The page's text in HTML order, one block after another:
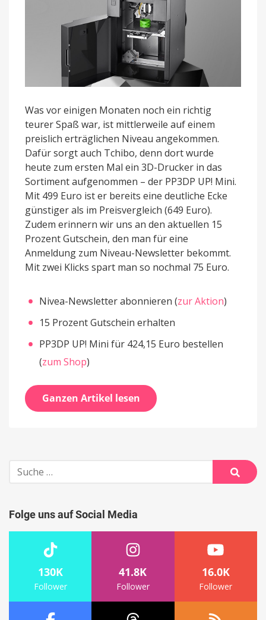
Was vor einigen Monaten noch ein richtig
teurer Spaß war, ist mittlerweile auf einem
preislich erträglichen Niveau angekommen.
Dafür sorgt auch Tchibo, denn dort wurde
heute zum ersten Mal ein 3D-Drucker in das
Sortiment aufgenommen – der PP3DP UP! Mini.
Mit 499 Euro ist er bereits eine deutliche Ecke
günstiger als im Preisvergleich (649 Euro).
Zudem erinnern wir uns an den aktuellen 15
Prozent Gutschein, den man für eine
Anmeldung zum Niveau-Newsletter bekommt.
Mit zwei Klicks spart man so nochmal 75 Euro.
Nivea-Newsletter abonnieren (zur Aktion)
15 Prozent Gutschein erhalten
PP3DP UP! Mini für 424,15 Euro bestellen
(zum Shop)
Ganzen Artikel lesen
Suche
nach:
Suche
Folge uns auf Social Media
130K
Follower
41.8K
Follower
16.0K
Follower